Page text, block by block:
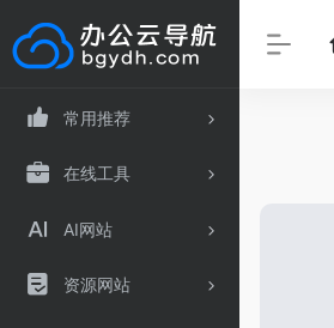
常用推荐
在线工具
AI网站
资源网站